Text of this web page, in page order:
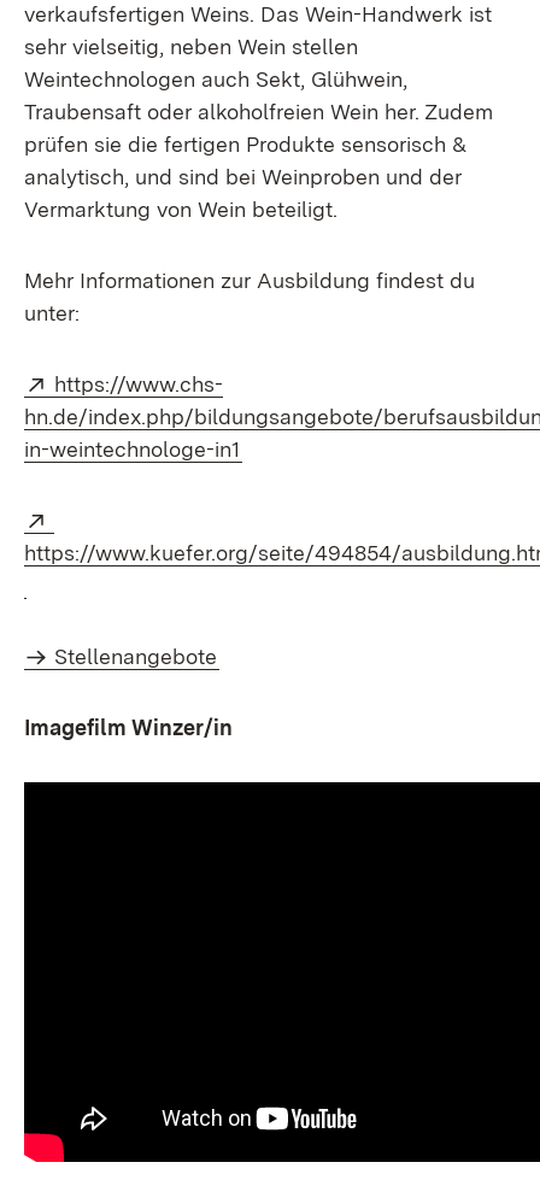
verkaufsfertigen Weins. Das Wein-Handwerk ist
sehr vielseitig, neben Wein stellen
Weintechnologen auch Sekt, Glühwein,
Traubensaft oder alkoholfreien Wein her. Zudem
prüfen sie die fertigen Produkte sensorisch &
analytisch, und sind bei Weinproben und der
Vermarktung von Wein beteiligt.
Mehr Informationen zur Ausbildung findest du
unter:
Extern:
https://www.chs-
hn.de/index.php/bildungsangebote/
in-weintechnologe-in1
https://www.kuefer.org/seite/494854/
Stellenangebote
Imagefilm Winzer/in